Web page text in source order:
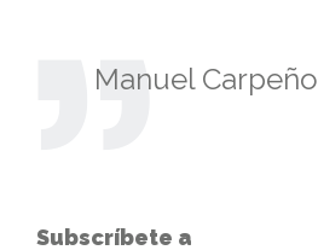
Manuel Carpeño
Subscríbete a